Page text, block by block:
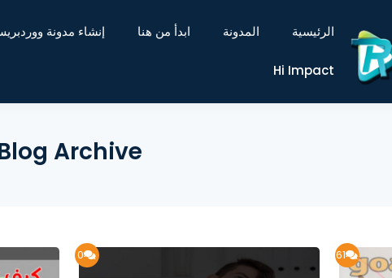
الرئيسية المدونة ابدأ من هنا إنشاء مدونة
Hi Impact
Archive
61
0